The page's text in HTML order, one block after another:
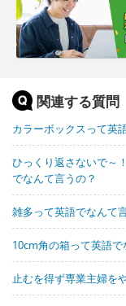
関連する質問
カラーボックスって英
ひっくり返さないで～
でなんて言うの？
雑多って英語でなんて
10cm角の箱って英語で
止むを得ず専業主婦を